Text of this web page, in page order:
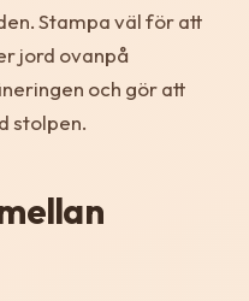
Stampa väl för att
jord ovanpå
och gör att
stolpen.